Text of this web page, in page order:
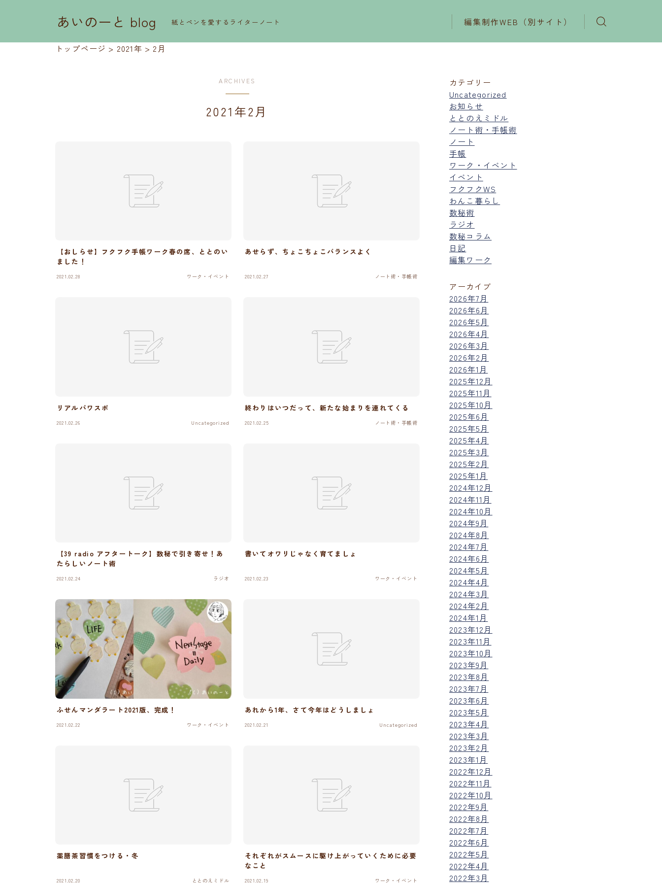
あいのーと blog 紙とペンを愛するライターノート 編集制作WEB（別サイト）
トップページ > 2021年 > 2月
ARCHIVES
2021年2月
【おしらせ】フクフク手帳ワーク春の席、ととのい
ました！
2021.02.28 ワーク・イベント
あせらず、ちょこちょこバランスよく
2021.02.27 ノート術・手帳術
リアルパワスポ
2021.02.26 Uncategorized
終わりはいつだって、新たな始まりを連れてくる
2021.02.25 ノート術・手帳術
【39 radio アフタートーク】数秘で引き寄せ！あ
たらしいノート術
2021.02.24 ラジオ
書いてオワリじゃなく育てましょ
2021.02.23 ワーク・イベント
ふせんマンダラート2021版、完成！
2021.02.22 ワーク・イベント
あれから1年、さて今年はどうしましょ
2021.02.21 Uncategorized
薬膳茶習慣をつける・冬
2021.02.20 ととのえミドル
それぞれがスムースに駆け上がっていくために必要
なこと
2021.02.19 ワーク・イベント
カテゴリー
Uncategorized
お知らせ
ととのえミドル
ノート術・手帳術
ノート
手帳
ワーク・イベント
イベント
フクフクWS
わんこ暮らし
数秘術
ラジオ
数秘コラム
日記
編集ワーク
アーカイブ
2026年7月
2026年6月
2026年5月
2026年4月
2026年3月
2026年2月
2026年1月
2025年12月
2025年11月
2025年10月
2025年6月
2025年5月
2025年4月
2025年3月
2025年2月
2025年1月
2024年12月
2024年11月
2024年10月
2024年9月
2024年8月
2024年7月
2024年6月
2024年5月
2024年4月
2024年3月
2024年2月
2024年1月
2023年12月
2023年11月
2023年10月
2023年9月
2023年8月
2023年7月
2023年6月
2023年5月
2023年4月
2023年3月
2023年2月
2023年1月
2022年12月
2022年11月
2022年10月
2022年9月
2022年8月
2022年7月
2022年6月
2022年5月
2022年4月
2022年3月